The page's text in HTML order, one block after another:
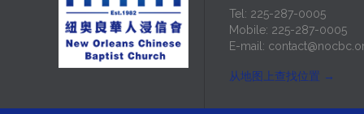
Tel: 225-287-0005
Mobile: 225-287-0005
E-mail:
从地图上查找位置 →